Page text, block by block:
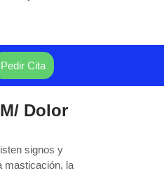
Pedir Cita
Dolor
signos y
masticación, la